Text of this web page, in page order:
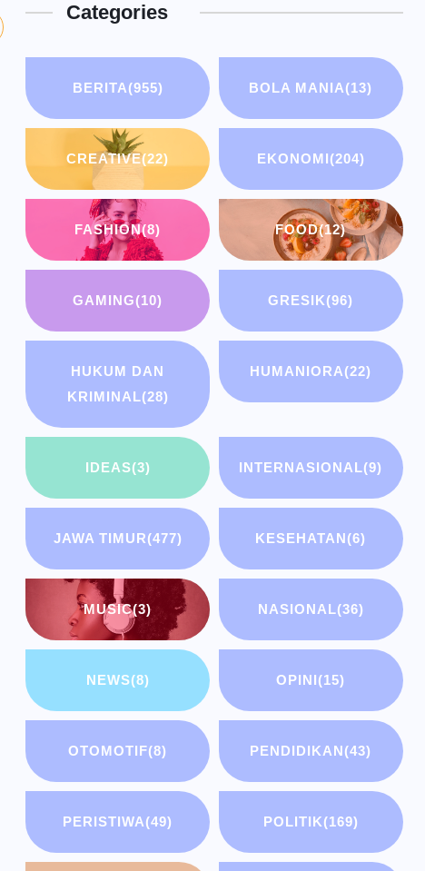
Categories
BERITA(955) BOLA MANIA(13)
CREATIVE(22) EKONOMI(204)
FASHION(8) FOOD(12)
GAMING(10) GRESIK(96)
HUKUM DAN
KRIMINAL(28)
HUMANIORA(22)
IDEAS(3) INTERNASIONAL(9)
JAWA TIMUR(477) KESEHATAN(6)
MUSIC(3) NASIONAL(36)
NEWS(8) OPINI(15)
OTOMOTIF(8) PENDIDIKAN(43)
PERISTIWA(49) POLITIK(169)